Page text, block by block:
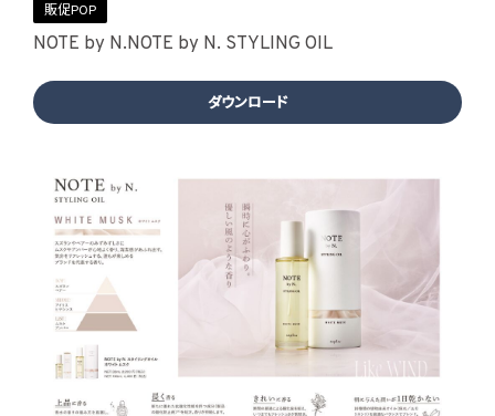
販促POP
NOTE by N.NOTE by N. STYLING OIL
ダウンロード